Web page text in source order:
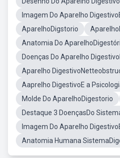
Imagem Do Aparelho
AparelhoDigstorio
Anatomia Do
Doenças Do Aparelho
Aparelho
Aaprelho DigestivoE a
Molde Do AparelhoDigestorio
Destaque 3 DoençasDo
Imagem Do Aparelho
Anatomia Humana